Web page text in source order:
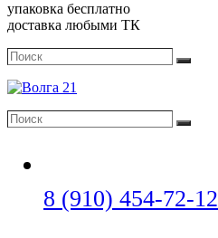
упаковка бесплатно
доставка любыми ТК
Поиск
Поиск
Поиск
Поиск
8 (910) 454-72-12